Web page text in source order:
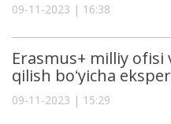
09-11-2023 | 16:38
Erasmus+ milliy ofisi
qilish boʻyicha
09-11-2023 | 15:29